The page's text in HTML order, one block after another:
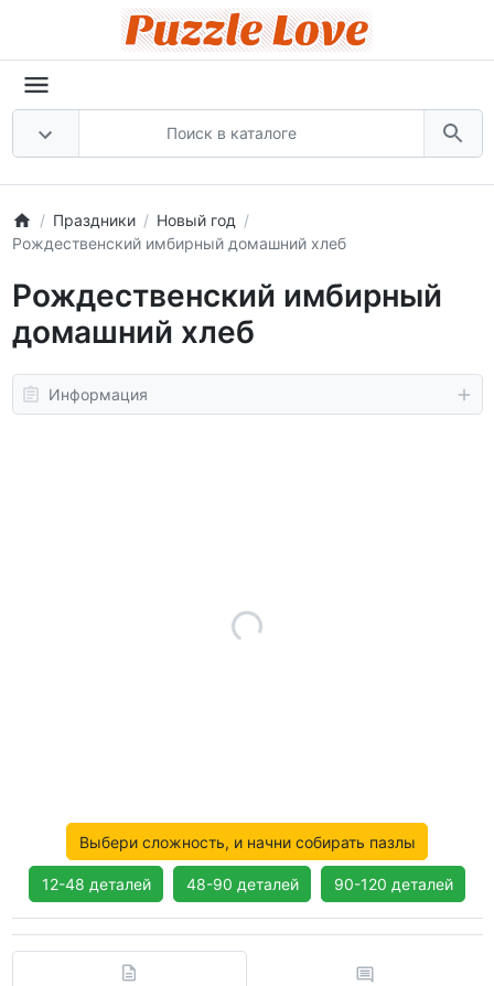
Праздники
Новый год
Рождественский имбирный домашний хлеб
Рождественский имбирный
домашний хлеб
Информация
Выбери сложность, и начни собирать пазлы
12-48 деталей 48-90 деталей 90-120 деталей